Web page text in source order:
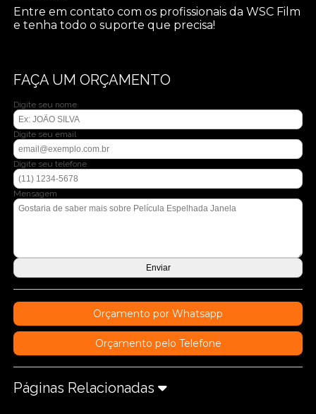
Entre em contato com os profissionais da WSC Film
e tenha todo o suporte que precisa!
FAÇA UM ORÇAMENTO
Digite seu nome
Digite seu email
Digite seu telefone
Mensagem
Orçamento por Whatsapp
Orçamento pelo Telefone
Páginas Relacionadas